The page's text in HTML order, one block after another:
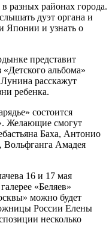
разных районах города.
дуэт органа и
Японии и узнать о
представит
альбома»
расскажут
ребенка.
состоится
Желающие смогут
Баха, Антонио
Вольфганга Амадея
16 и 17 мая
«Беляев»
можно будет
России Елены
несколько